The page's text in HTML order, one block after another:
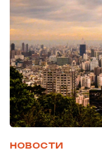
НОВОСТИ